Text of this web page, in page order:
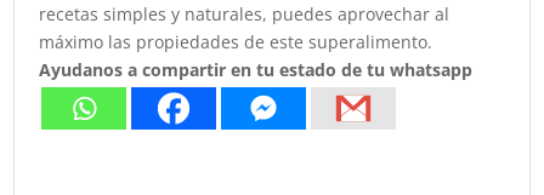
recetas simples y naturales, puedes aprovechar al
máximo las propiedades de este superalimento.
Ayudanos a compartir en tu estado de tu whatsapp